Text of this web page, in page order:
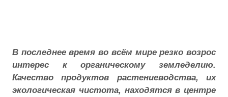
В последнее время во всём мире резко возрос
интерес к органическому земледелию.
Качество продуктов растениеводства, их
экологическая чистота, находятся в центре